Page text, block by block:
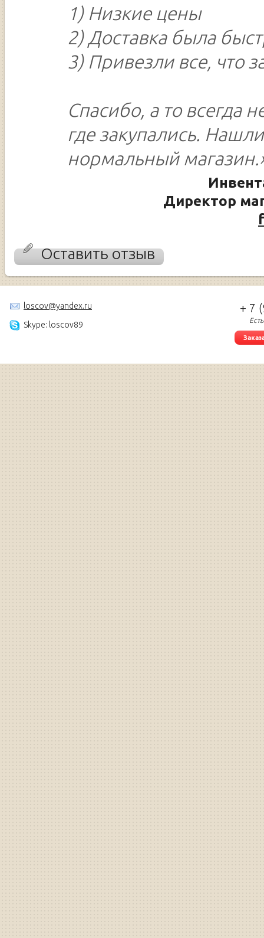
1) Низкие цены
2) Доставка была
3) Привезли все, что
Спасибо, а то всегда
где закупались. Нашли
нормальный
Директор
Оставить отзыв
loscov@yandex.ru
Skype: loscov89
+ 7